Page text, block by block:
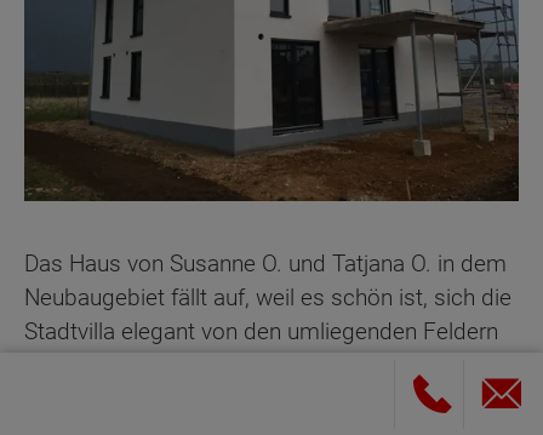
Das Haus von Susanne O. und Tatjana O. in dem
Neubaugebiet fällt auf, weil es schön ist, sich die
Stadtvilla elegant von den umliegenden Feldern
Zweifamilienhaus Mutter und Tochter leben. Das